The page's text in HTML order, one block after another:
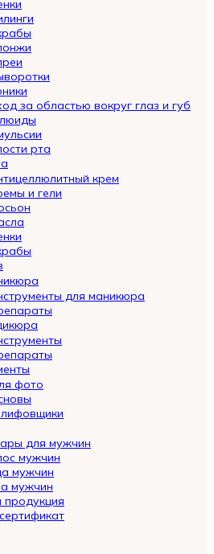
за областью вокруг глаз и губ
рта
крем
и гели
для маникюра
фото
для мужчин
мужчин
мужчин
мужчин